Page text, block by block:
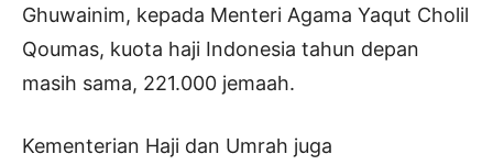
Ghuwainim, kepada Menteri Agama Yaqut Cholil
Qoumas, kuota haji Indonesia tahun depan
masih sama, 221.000 jemaah.
Kementerian Haji dan Umrah juga